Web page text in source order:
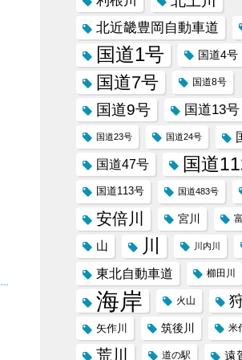
北近畿豊岡自動車道
国道1号 国道4号
国道7号 国道8号
国道9号 国道13号
国道23号 国道24号
国道47号 国道
国道113号 国道483号
安倍川 宮川
山 川 川内川
東北自動車道 櫛田川
海岸 火山
矢作川 筑後川 米
荒川 道の駅 遠